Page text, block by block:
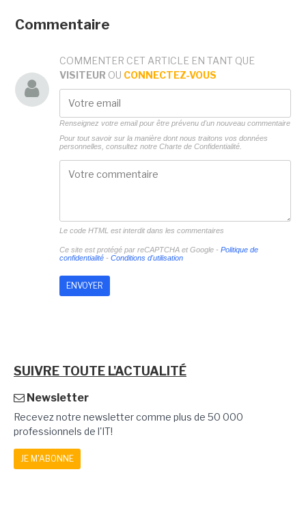
Commentaire
COMMENTER CET ARTICLE EN TANT QUE
VISITEUR OU CONNECTEZ-VOUS
Renseignez votre email pour être prévenu d'un nouveau commentaire
Pour tout savoir sur la manière dont nous traitons vos données
personnelles, consultez notre Charte de Confidentialité.
Le code HTML est interdit dans les commentaires
Ce site est protégé par reCAPTCHA et Google - Politique de
confidentialité- Conditions d'utilisation
SUIVRE TOUTE L'ACTUALITÉ
Newsletter
Recevez notre newsletter comme plus de 50 000
professionnels de l'IT!
JE M'ABONNE